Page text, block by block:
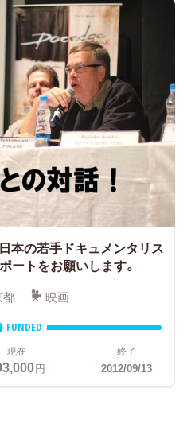
本の若手ドキュメンタリス
ートをお願いします。
都 映画
FUNDED
現在
円
終了
2012/09/13